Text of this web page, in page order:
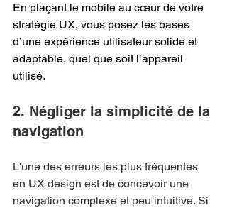
En plaçant le mobile au cœur de votre
stratégie UX, vous posez les bases
d’une expérience utilisateur solide et
adaptable, quel que soit l’appareil
utilisé.
2. Négliger la simplicité de la
navigation
L'une des erreurs les plus fréquentes
en UX design est de concevoir une
navigation complexe et peu intuitive. Si